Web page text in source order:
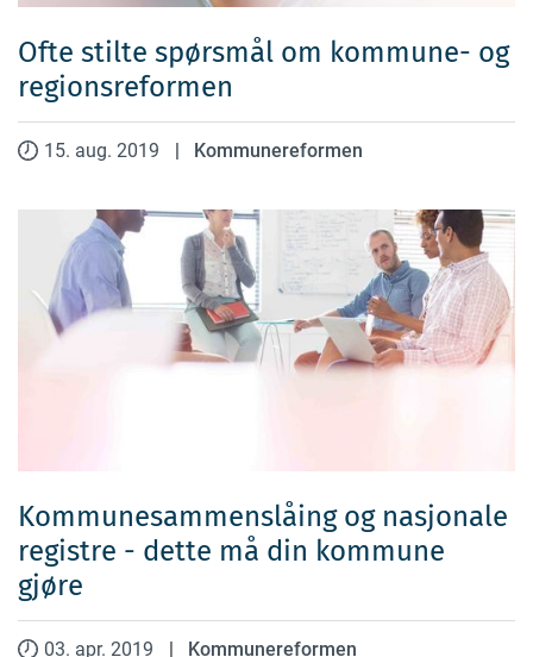
Ofte stilte spørsmål om kommune- og
regionsreformen
15. aug. 2019 | Kommunereformen
Kommunesammenslåing og nasjonale
registre - dette må din kommune
gjøre
03. apr. 2019 | Kommunereformen